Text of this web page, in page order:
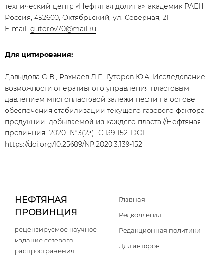
технический центр «Нефтяная долина», академик РАЕН
Россия, 452600, Октябрьский, ул. Северная, 21
E-mail: gutorov70@mail.ru
Для цитирования:
Давыдова О.В., Рахмаев Л.Г., Гуторов Ю.А. Исследование
возможности оперативного управления пластовым
давлением многопластовой залежи нефти на основе
обеспечения стабилизации текущего газового фактора
продукции, добываемой из каждого пласта //Нефтяная
провинция.-2020.-№3(23).-С.139-152. DOI
https://doi.org/10.25689/NP.2020.3.139-152
НЕФТЯНАЯ
ПРОВИНЦИЯ
рецензируемое научное
издание сетевого
распространения
Главная
Редколлегия
Редакционная политики
Для авторов